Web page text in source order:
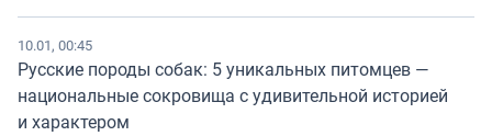
10.01, 00:45
Русские породы собак: 5 уникальных питомцев —
национальные сокровища с удивительной историей
и характером